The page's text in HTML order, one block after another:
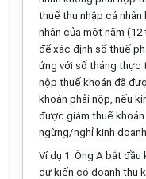
thuế thu nhập cá
nhân của một năm
để xác định số thuế
ứng với số tháng thực
nộp thuế khoán đã
khoán phải nộp, nếu
được giảm thuế
ngừng/nghỉ kinh
Ví dụ 1: Ông A bắt đầu
dự kiến có doanh thu